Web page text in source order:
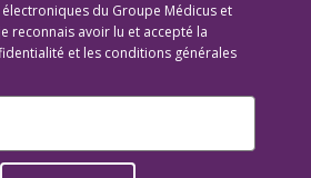
du Groupe Médicus et
reconnais avoir lu et accepté la
et les conditions générales